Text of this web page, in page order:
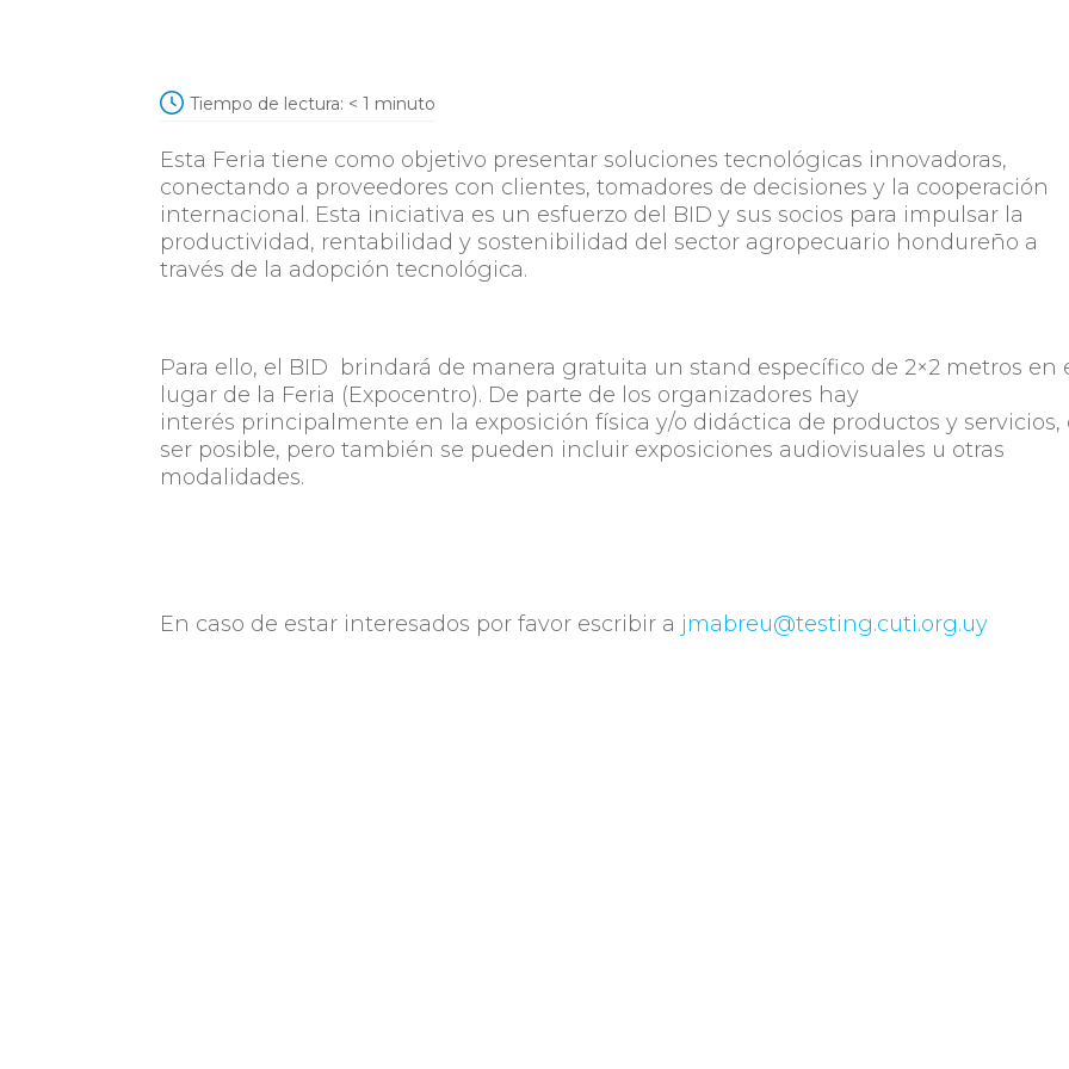
Tiempo de lectura: < 1 minuto
Esta Feria tiene como objetivo presentar soluciones tecnológicas innovadoras,
conectando a proveedores con clientes, tomadores de decisiones y la cooperación
internacional. Esta iniciativa es un esfuerzo del BID y sus socios para impulsar la
productividad, rentabilidad y sostenibilidad del sector agropecuario hondureño a
través de la adopción tecnológica.
Para ello, el BID brindará de manera gratuita un stand específico de 2×2 metros en
lugar de la Feria (Expocentro). De parte de los organizadores hay
interés principalmente en la exposición física y/o didáctica de productos y servicios,
ser posible, pero también se pueden incluir exposiciones audiovisuales u otras
modalidades.
En caso de estar interesados por favor escribir a jmabreu@testing.cuti.org.uy